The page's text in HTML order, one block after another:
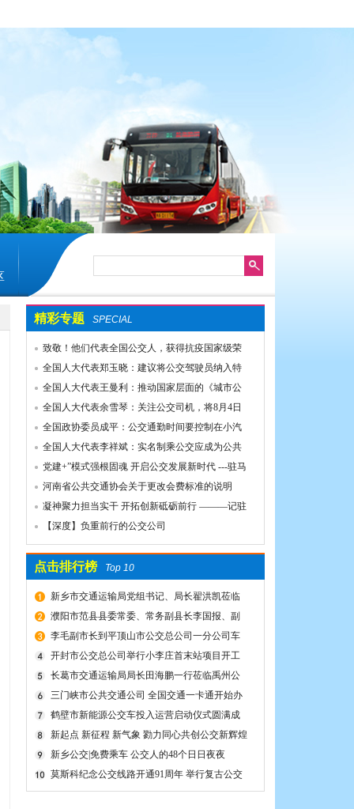
精彩专题 SPECIAL
致敬！他们代表全国公交人，获得抗疫国家级荣
誉！全国人大代表郑玉晓：建议将公交驾驶员纳入特
殊工种，实行提前退休
全国人大代表王曼利：推动国家层面的《城市公
共交通条例》出台
全国人大代表余雪琴：关注公交司机，将8月4日
设为“巴士节
全国政协委员成平：公交通勤时间要控制在小汽
车1.5倍以内
全国人大代表李祥斌：实名制乘公交应成为公共
规则党建+”模式强根固魂 开启公交发展新时代 ---驻马
店市公交公司党委先进党组织推荐事迹材料
河南省公共交通协会关于更改会费标准的说明
凝神聚力担当实干 开拓创新砥砺前行 ———记驻
马店市公共交通有限公司先进事迹
【深度】负重前行的公交公司
点击排行榜 Top 10
新乡市交通运输局党组书记、局长翟洪凯莅临
公交调研指导
濮阳市范县县委常委、常务副县长李国报、副
县长宋庆军一行莅临禹州公交公司考察城乡交通
运输一体化建设情况
李毛副市长到平顶山市公交总公司一分公司车
场视察春运安全工作
开封市公交总公司举行小李庄首末站项目开工
奠基仪式
长葛市交通运输局局长田海鹏一行莅临禹州公
交公司考察交流
三门峡市公共交通公司 全国交通一卡通开始办
理
鹤壁市新能源公交车投入运营启动仪式圆满成
功
新起点 新征程 新气象 勠力同心共创公交新辉煌
新乡市委组织部宣布公交集团领导干部任免决定
新乡公交|免费乘车 公交人的48个日日夜夜
莫斯科纪念公交线路开通91周年 举行复古公交
车游行